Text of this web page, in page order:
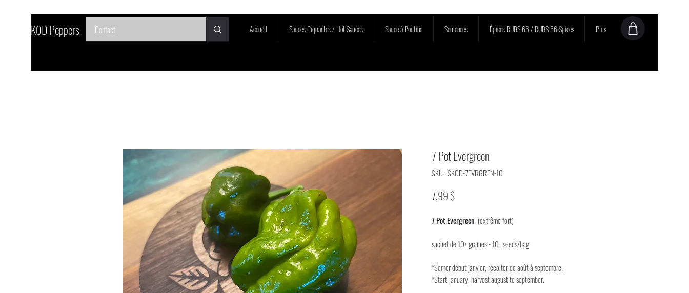
SKOD Peppers Contact Accueil Sauces Piquantes / Hot Sauces Sauce à Poutine Semences Épices RUBS 66 / RUBS 66 Spices Plus
7 Pot Evergreen
SKU : SKOD-7EVRGREN-10
7,99 $Prix
7 Pot Evergreen (extrême fort)
sachet de 10+ graines - 10+ seeds/bag
*Semer début janvier, récolter de août à septembre.
*Start January, harvest august to september.